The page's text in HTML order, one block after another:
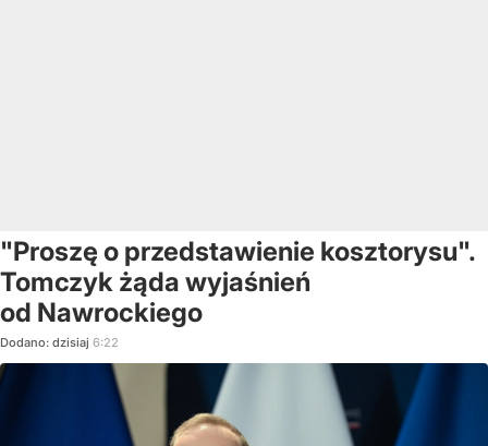
"Proszę o przedstawienie kosztorysu".
Tomczyk żąda wyjaśnień
od Nawrockiego
Dodano: dzisiaj 6:22